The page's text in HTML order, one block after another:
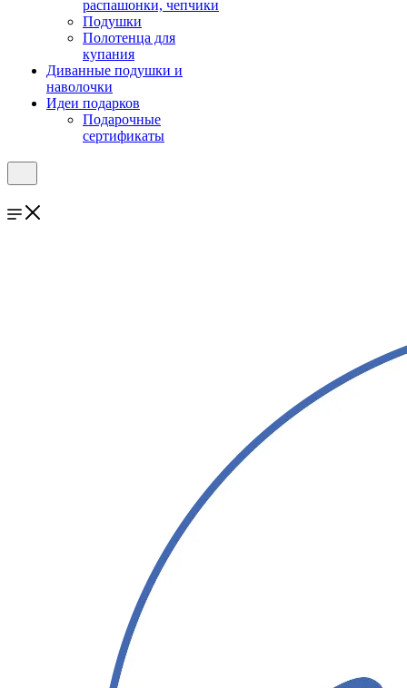
распашонки, чепчики
Подушки
Полотенца для
купания
Диванные подушки и
наволочки
Идеи подарков
Подарочные
сертификаты